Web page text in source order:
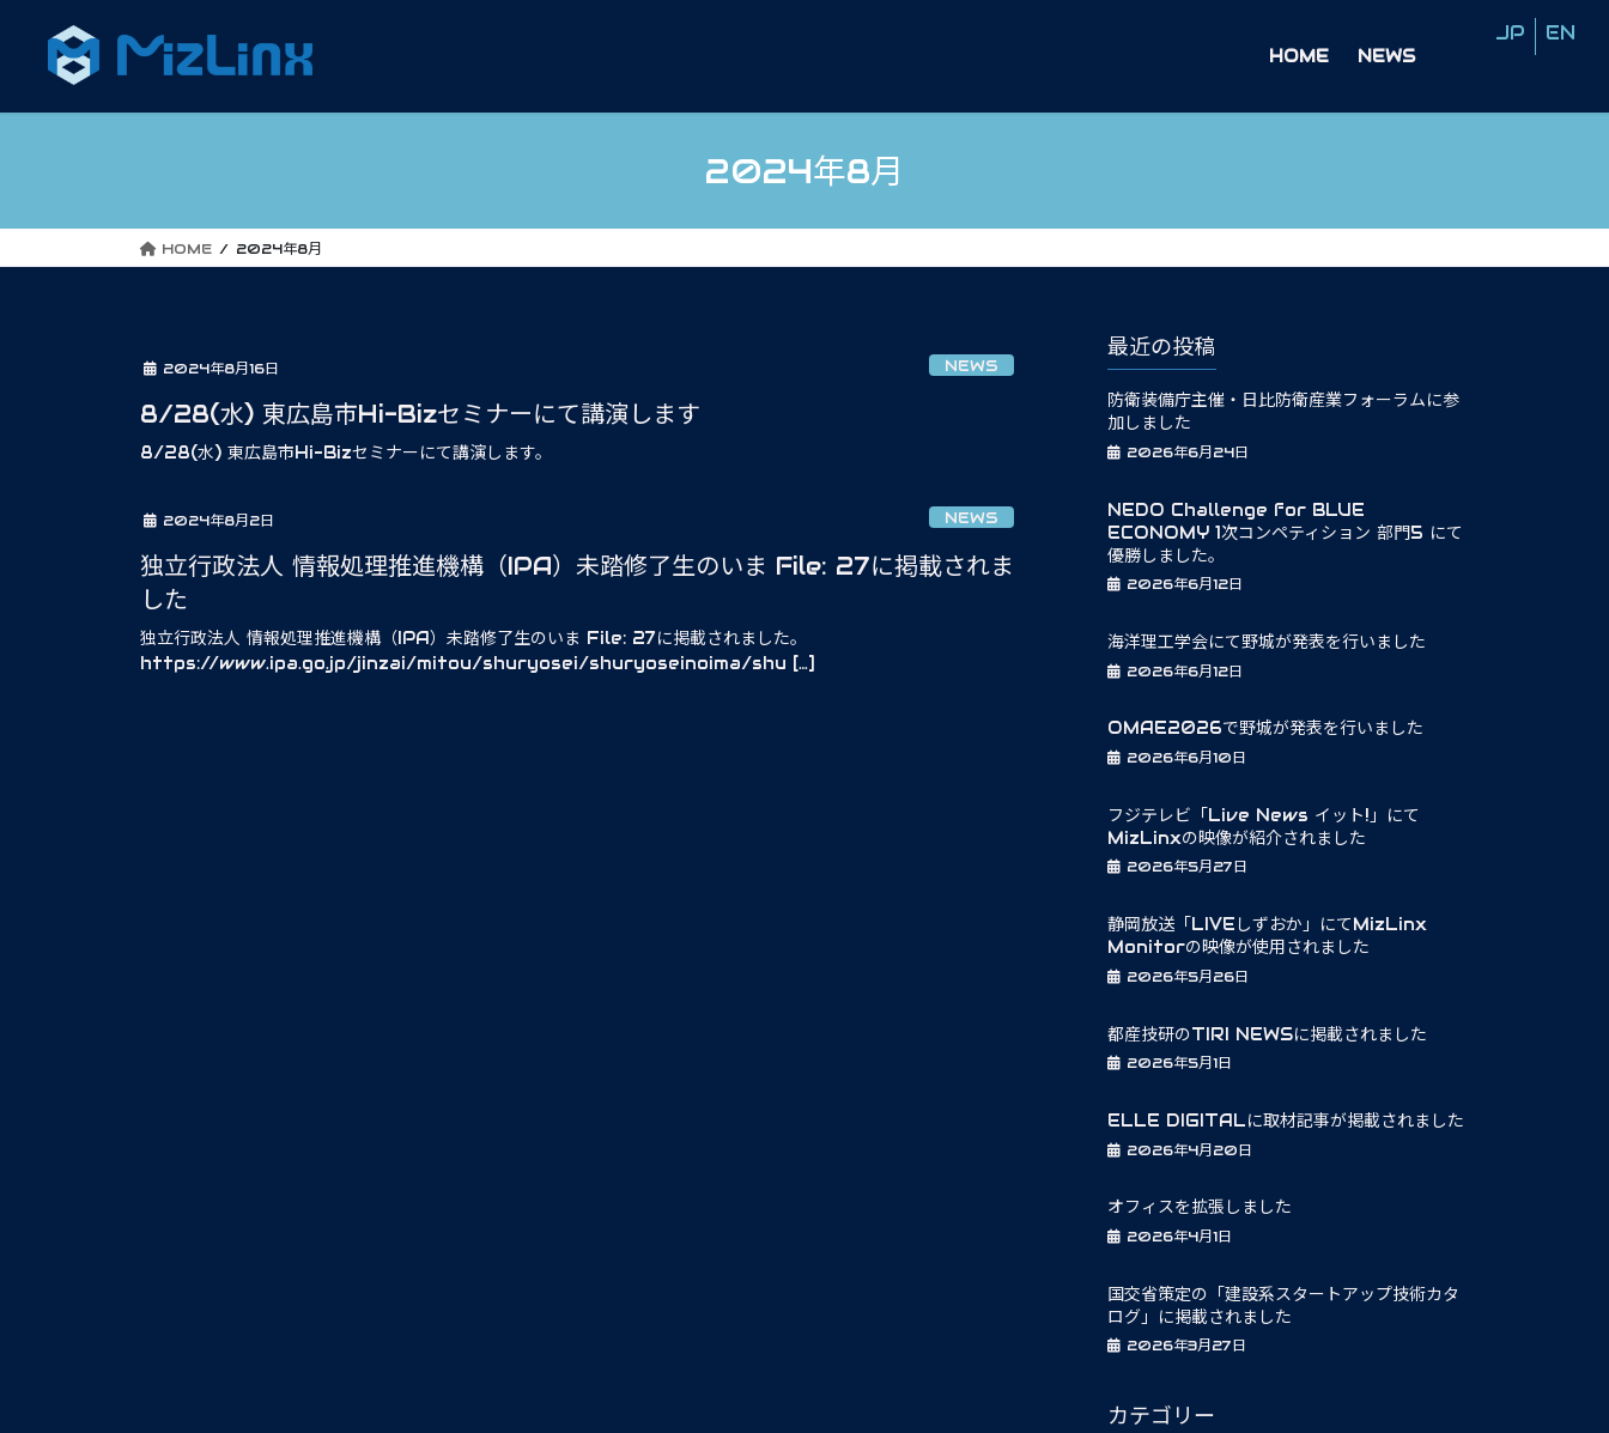
プ
動
HOME NEWS
2024年8月
HOME 2024年8月
2024年8月16日 NEWS
8/28(水) 東広島市Hi-Bizセミナーにて講演します
8/28(水) 東広島市Hi-Bizセミナーにて講演します。
2024年8月2日 NEWS
独立行政法人 情報処理推進機構（IPA）未踏修了生のいま File: 27に掲載されま
した
独立行政法人 情報処理推進機構（IPA）未踏修了生のいま File: 27に掲載されました。
https://www.ipa.go.jp/jinzai/mitou/shuryosei/shuryoseinoima/shu […]
最近の投稿
防衛装備庁主催・日比防衛産業フォーラムに参
加しました
2026年6月24日
NEDO Challenge for BLUE
ECONOMY 1次コンペティション 部門5 にて
優勝しました。
2026年6月12日
海洋理工学会にて野城が発表を行いました
2026年6月12日
OMAE2026で野城が発表を行いました
2026年6月10日
フジテレビ「Live News イット!」にて
MizLinxの映像が紹介されました
2026年5月27日
静岡放送「LIVEしずおか」にてMizLinx
Monitorの映像が使用されました
2026年5月26日
都産技研のTIRI NEWSに掲載されました
2026年5月1日
ELLE DIGITALに取材記事が掲載されました
2026年4月20日
オフィスを拡張しました
2026年4月1日
国交省策定の「建設系スタートアップ技術カタ
ログ」に掲載されました
2026年3月27日
カテゴリー